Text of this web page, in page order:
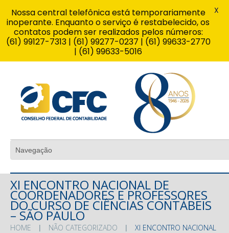
XI ENCONTRO NACIONAL DE
COORDENADORES E PROFESSORES
DO CURSO DE CIÊNCIAS CONTÁBEIS
– SÃO PAULO
HOME NÃO CATEGORIZADO
XI ENCONTRO NACIONAL
Nossa central telefônica está temporariamente
inoperante. Enquanto o serviço é restabelecido, os
contatos podem ser realizados pelos números:
(61) 99127-7313 | (61) 99277-0237 | (61) 99633-2770
| (61) 99633-5016
X